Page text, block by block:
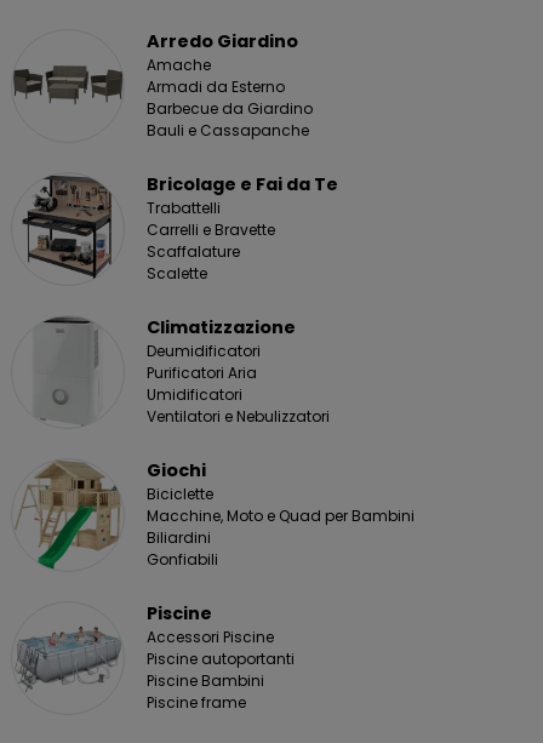
Arredo Giardino
Amache
Armadi da Esterno
Barbecue da Giardino
Bauli e Cassapanche
Bricolage e Fai da Te
Trabattelli
Carrelli e Bravette
Scaffalature
Scalette
Climatizzazione
Deumidificatori
Purificatori Aria
Umidificatori
Ventilatori e Nebulizzatori
Giochi
Biciclette
Macchine, Moto e Quad per Bambini
Biliardini
Gonfiabili
Piscine
Accessori Piscine
Piscine autoportanti
Piscine Bambini
Piscine frame